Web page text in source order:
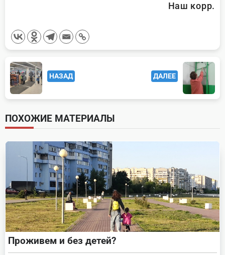
Наш корр.
<span
class="nav-
subtitle
screen-
reader-
text">Page</span>
НАЗАД ДАЛЕЕ
ПОХОЖИЕ МАТЕРИАЛЫ
Проживем и без детей?